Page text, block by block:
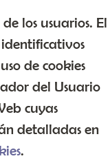
los usuarios. El
de cookies
del Usuario
cuyas
detalladas en
.